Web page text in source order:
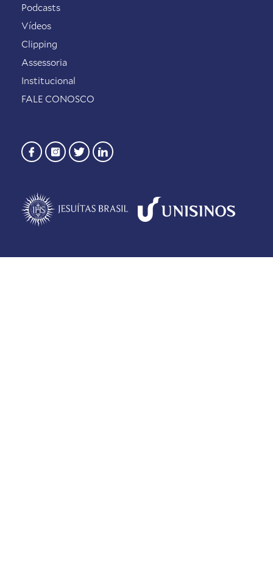
Podcasts
Vídeos
Clipping
Assessoria
Institucional
FALE CONOSCO